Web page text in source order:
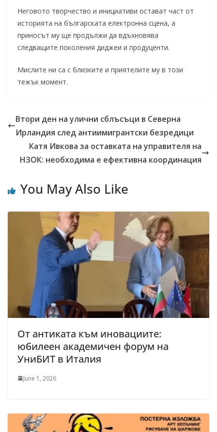
Неговото творчество и инициативи остават част от
историята на българската електронна сцена, а
приносът му ще продължи да вдъхновява
следващите поколения диджеи и продуценти.
Мислите ни са с близките и приятелите му в този
тежък момент.
Втори ден на улични сблъсъци в Северна
Ирландия след антиимигрантски безредици
Катя Ивкова за оставката на управителя на
НЗОК: необходима е ефективна координация
You May Also Like
От антиката към иновациите:
юбилеен академичен форум на
УниБИТ в Италия
June 1, 2026